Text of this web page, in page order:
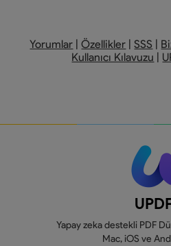
Yorumlar |Özellikler |SSS |
Kullanıcı Kılavuzu |
Yapay zeka destekli PDF
Mac, iOS ve